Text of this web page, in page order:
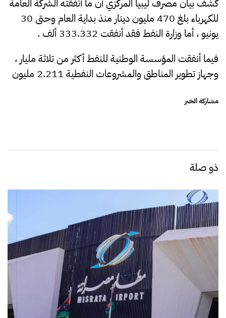
للكهرباء بلغ 470 مليون دينار منذ بداية العام وحتى 30
يونيو ، أما وزارة النفط فقد أنفقت 333.332 ألف .
فيما أنفقت المؤسسة الوطنية للنفط أكثر من تلاثة مليار ،
وجهاز تطوير المناطق والمشروعات النفطية 2.211 مليون
مشاركة الخبر
ذو صلة